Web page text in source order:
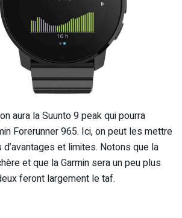
aura la Suunto 9 peak qui pourra
Forerunner 965. Ici, on peut les mettre
et limites. Notons que la
et que la Garmin sera un peu plus
feront largement le taf.